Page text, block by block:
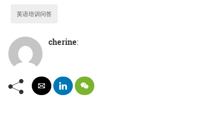
英语培训问答
cherine: